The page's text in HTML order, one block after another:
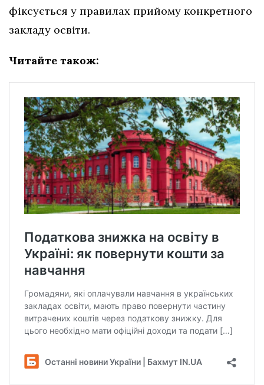
фіксується у правилах прийому конкретного
закладу освіти.
Читайте також: